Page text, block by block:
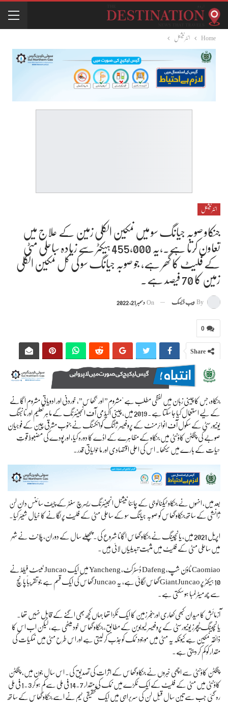
Home انٹرنیشنل
انٹرنیشنل
جنکاو صوبہ جیانگ سو میں نمکین الکلی زمین کے علاج میں
تعاون کرتا ہے۔,یہ 455,000 ہیکٹر سے زیادہ ساحلی مٹی
کے فلیٹ کا گھر ہے، جو صوبہ جیانگ سو کی کل نمکین الکلی
زمین کا 70 فیصد ہے۔
By ویب ڈیسک On دسمبر 21, 2022
0
Share
جنکاو، جس کا چینی زبان میں لفظی مطلب ہے "مشروم” اور "گھاس”، خوردنی اور ادویاتی مشروم اگانے
کے لیے استعمال کیا جا سکتا ہے۔ 2019 میں، چینی اکیڈمی آف انجینئرنگ کے ماہر تعلیم اور نانجنگ
یونیورسٹی کے سکول آف انوائرمنٹ کے پروفیسر ژانگ کوانکسنگ نے جنوب مشرقی چین کے فوجیان
صوبے کی پنگٹن کاؤنٹی میں جنکاو کے مظاہرے کے اڈے کا دورہ کیا، اور پودے کی مضبوط قوتِ
حیات کے بارے میں سیکھا۔ اس کی اعلی اقتصادی اور ماحولیاتی قدر.
بعد میں، انہوں نے جنکاو ٹیکنالوجی کے چائنا نیشنل انجینئرنگ ریسرچ سنٹر کے چیف سائنس دان لن
ژانشی کے ساتھ جنکاو گھاس کو صوبہ جیانگ سو کے ساحلی مٹی کے فلیٹ پر لگانے کا خیال شیئر کیا۔
اپریل 2021 میں، یانچینگ نے جنکاو گھاس اگانا شروع کی۔ پچھلے سال کے دوران، پلانٹ نے شہر
میں ساحلی مٹی کے فلیٹ میں مثبت تبدیلیاں لائی ہیں۔
Caomiao ٹاؤن شپ، Dafeng ڈسٹرکٹ، Yancheng میں ایک Juncao ٹیسٹ فیلڈ نے
10 ہیکٹر پر Giant Juncao گھاس لگائی ہے، یہ Juncao گھاس کی ایک قسم ہے جو تقریباً پانچ
سے چھ میٹر لمبا ہو سکتی ہے۔
آزمائش کا میدان کبھی کھاری اور بنجر زمین کا ایک ٹکڑا تھا جہاں کچھ بھی اگنے کے قابل نہیں تھا۔
یانچینگ ٹیچرز یونیورسٹی کے پروفیسر لیو بوبن کے مطابق، جنکاو گھاس خود میٹھی ہے، لیکن اب اس کا
ذائقہ نمکین ہے کیونکہ یہ مٹی میں موجود نمک کو جذب کر لیتی ہے اور اس طرح مٹی میں نمکیات کی
مقدار کو کم کر دیتی ہے۔
پنگٹن کاؤنٹی سے اچھی خبروں نے جنکاو گھاس کے اثرات کی تصدیق کی۔ اس سال جون میں، پنگٹن
کاؤنٹی میں مٹی کے فلیٹ کے ایک ٹکڑے میں نمک کی مقدار 14.7 فی ملی سے کم ہو کر 1.3 فی ملی
رہ گئی جب سے تین سال قبل لن کی سربراہی میں ایک تحقیقی ٹیم نے اسے جنکاو گھاس کے ساتھ